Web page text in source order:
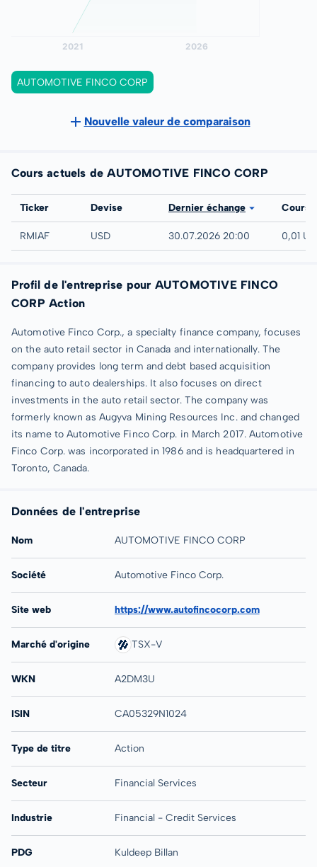
AUTOMOTIVE FINCO CORP
Nouvelle valeur de comparaison
Cours actuels de AUTOMOTIVE FINCO CORP
Bourse
Ticker Devise Dernier échange Cours
UTC
RMIAF USD 30.07.2026 20:00 0,01
Profil de l'entreprise pour AUTOMOTIVE FINCO
CORP Action
Automotive Finco Corp., a specialty finance company, focuses
on the auto retail sector in Canada and internationally. The
company provides long term and debt based acquisition
financing to auto dealerships. It also focuses on direct
investments in the auto retail sector. The company was
formerly known as Augyva Mining Resources Inc. and changed
its name to Automotive Finco Corp. in March 2017. Automotive
Finco Corp. was incorporated in 1986 and is headquartered in
Toronto, Canada.
Données de l'entreprise
Nom AUTOMOTIVE FINCO CORP
Société Automotive Finco Corp.
Site web https://www.autofincocorp.com
Marché d'origine TSX-V
WKN A2DM3U
ISIN CA05329N1024
Type de titre Action
Secteur Financial Services
Industrie Financial - Credit Services
PDG Kuldeep Billan